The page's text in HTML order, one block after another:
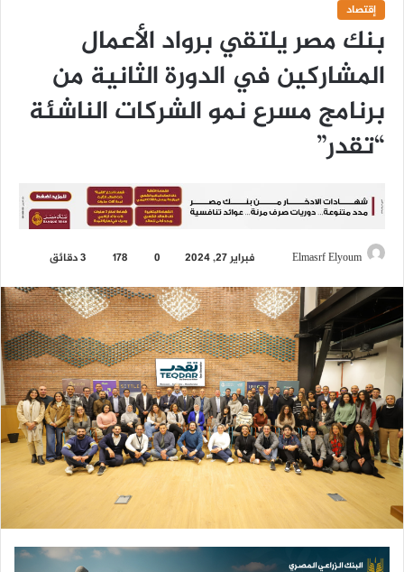
إقتصاد
بنك مصر يلتقي برواد الأعمال
المشاركين في الدورة الثانية من
برنامج مسرع نمو الشركات الناشئة
“تقدر”
Elmasrf Elyoum
س
ل
ب
ر
ي
د
ا
إ
ل
و
فبراير 27, 2024 0
178